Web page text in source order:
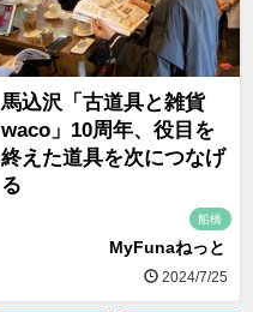
馬込沢「古道具と雑貨
waco」10周年、役目を
終えた道具を次につなげ
る
船橋
MyFunaねっと
2024/7/25